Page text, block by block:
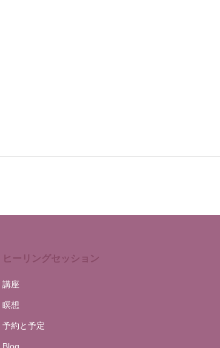
ヒーリングセッション
講座
瞑想
予約と予定